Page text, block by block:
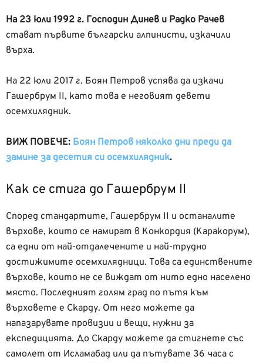
На 23 юли 1992 г. Господин Динев и Радко Рачев
стават първите български алпинисти, изкачили
върха.
На 22 юли 2017 г. Боян Петров успява да изкачи
Гашербрум II, като това е неговият девети
осемхилядник.
ВИЖ ПОВЕЧЕ: Боян Петров няколко дни преди да
замине за десетия си осемхилядник.
Как се стига до Гашербрум II
Според стандартите, Гашербрум II и останалите
върхове, които се намират в Конкордия (Каракорум),
са едни от най-отдалечените и най-трудно
достижимите осемхилядници. Това са единствените
върхове, които не се виждат от нито едно населено
място. Последният голям град по пътя към
върховете е Скарду. От него можете да
напазарувате провизии и вещи, нужни за
експедицията. До Скарду можете да стигнете със
самолет от Исламабад или да пътувате 36 часа с